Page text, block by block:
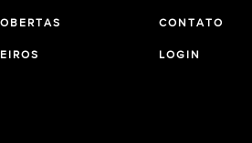
CONTATO
LOGIN